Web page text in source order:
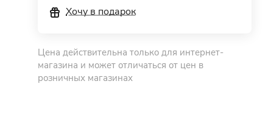
Хочу в подарок
Цена действительна только для интернет-
магазина и может отличаться от цен в
розничных магазинах